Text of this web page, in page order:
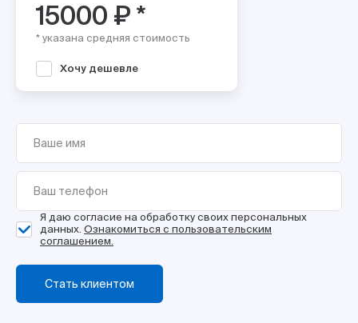
Я даю согласие на обработку своих персональных
данных. Ознакомиться с пользовательским
соглашением.
15000 ₽ *
* указана средняя стоимость
Хочу дешевле
Стать клиентом